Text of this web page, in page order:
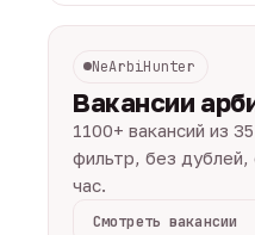
NeArbiHunter
Вакансии
1100+ вакансий из
фильтр, без
час.
Смотреть вакансии